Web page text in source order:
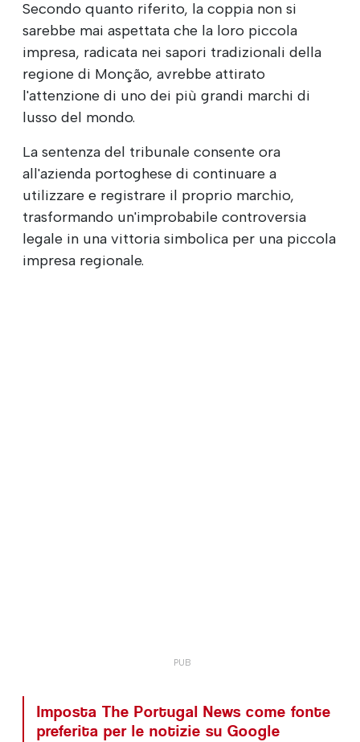
Secondo quanto riferito, la coppia non si
sarebbe mai aspettata che la loro piccola
impresa, radicata nei sapori tradizionali della
regione di Monção, avrebbe attirato
l'attenzione di uno dei più grandi marchi di
lusso del mondo.
La sentenza del tribunale consente ora
all'azienda portoghese di continuare a
utilizzare e registrare il proprio marchio,
trasformando un'improbabile controversia
legale in una vittoria simbolica per una piccola
impresa regionale.
Imposta The Portugal News come fonte
preferita per le notizie su Google